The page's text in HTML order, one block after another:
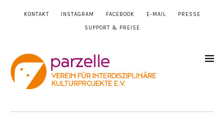
KONTAKT INSTAGRAM FACEBOOK E-MAIL PRESSE
SUPPORT & PREISE